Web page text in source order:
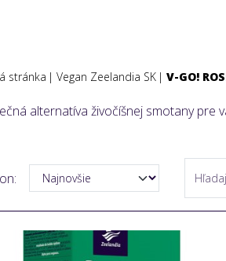
stránka Vegan Zeelandia SK V-GO!
alternatíva živočíšnej smotany pre